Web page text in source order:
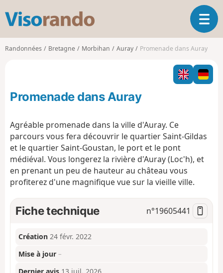
s
o
o
O
u
r
i
r
l
i
a
n
Randonnées Bretagne Morbihan Auray Promenade dans Auray
Promenade dans Auray
Agréable promenade dans la ville d'Auray. Ce
parcours vous fera découvrir le quartier Saint-Gildas
et le quartier Saint-Goustan, le port et le pont
médiéval. Vous longerez la rivière d'Auray (Loc'h), et
en prenant un peu de hauteur au château vous
profiterez d'une magnifique vue sur la vieille ville.
Fiche technique n°19605441
Création 24 févr. 2022
Mise à jour –